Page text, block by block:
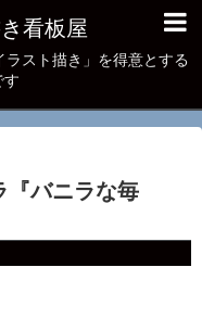
看板屋
ラスト描き」を得意とする
す
『バニラな毎